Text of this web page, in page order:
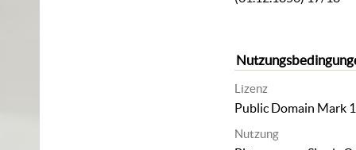
Lizenz
Public Domain Mark
Nutzung